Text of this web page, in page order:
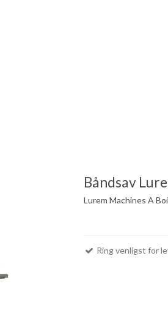
Båndsav
Lurem Machines A
Ring venligst for